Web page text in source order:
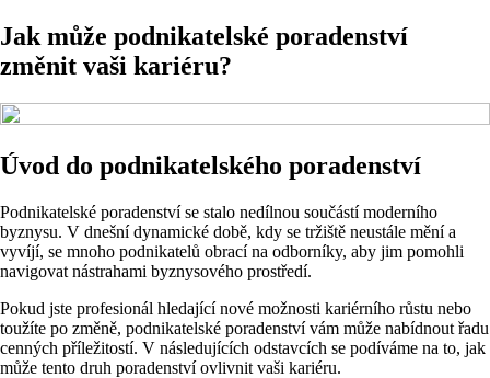
Jak může podnikatelské poradenství
změnit vaši kariéru?
Úvod do podnikatelského poradenství
Podnikatelské poradenství se stalo nedílnou součástí moderního
byznysu. V dnešní dynamické době, kdy se tržiště neustále mění a
vyvíjí, se mnoho podnikatelů obrací na odborníky, aby jim pomohli
navigovat nástrahami byznysového prostředí.
Pokud jste profesionál hledající nové možnosti kariérního růstu nebo
toužíte po změně, podnikatelské poradenství vám může nabídnout řadu
cenných příležitostí. V následujících odstavcích se podíváme na to, jak
může tento druh poradenství ovlivnit vaši kariéru.